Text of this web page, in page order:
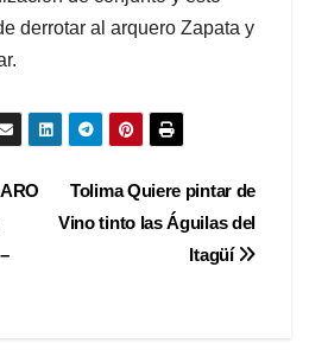
derrotar al arquero Zapata y
Tolima Quiere pintar de
Vino tinto las Águilas del
Itagüí